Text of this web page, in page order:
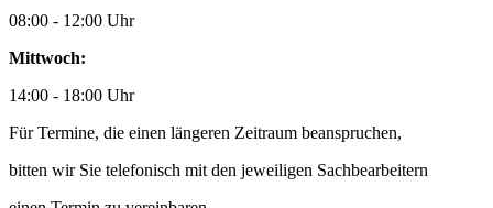
08:00 - 12:00 Uhr
Mittwoch:
14:00 - 18:00 Uhr
Für Termine, die einen längeren Zeitraum beanspruchen,
bitten wir Sie telefonisch mit den jeweiligen Sachbearbeitern